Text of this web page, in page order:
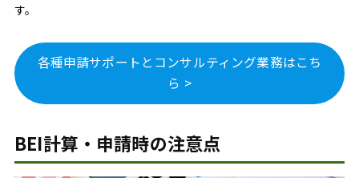
す。
各種申請サポートとコンサルティング業務はこち
ら >
BEI計算・申請時の注意点